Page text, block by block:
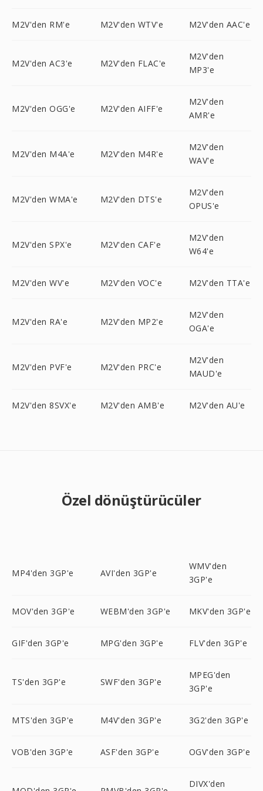
M2V'den RM'e M2V'den WTV'e M2V'den AAC'e
M2V'den AC3'e M2V'den FLAC'e
M2V'den
MP3'e
M2V'den OGG'e M2V'den AIFF'e
M2V'den
AMR'e
M2V'den M4A'e M2V'den M4R'e
M2V'den
WAV'e
M2V'den WMA'e M2V'den DTS'e
M2V'den
OPUS'e
M2V'den SPX'e M2V'den CAF'e
M2V'den
W64'e
M2V'den WV'e M2V'den VOC'e M2V'den TTA'e
M2V'den RA'e M2V'den MP2'e
M2V'den
OGA'e
M2V'den PVF'e M2V'den PRC'e
M2V'den
MAUD'e
M2V'den 8SVX'e M2V'den AMB'e M2V'den AU'e
Özel dönüştürücüler
MP4'den 3GP'e AVI'den 3GP'e
WMV'den
3GP'e
MOV'den 3GP'e WEBM'den 3GP'e MKV'den 3GP'e
GIF'den 3GP'e MPG'den 3GP'e FLV'den 3GP'e
TS'den 3GP'e SWF'den 3GP'e
MPEG'den
3GP'e
MTS'den 3GP'e M4V'den 3GP'e 3G2'den 3GP'e
VOB'den 3GP'e ASF'den 3GP'e OGV'den 3GP'e
DIVX'den